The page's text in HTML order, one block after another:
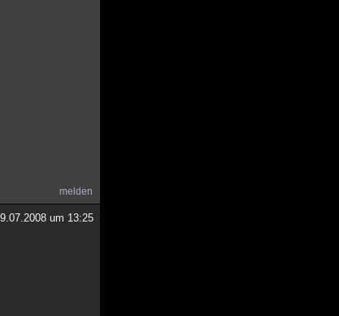
melden
um 13:25